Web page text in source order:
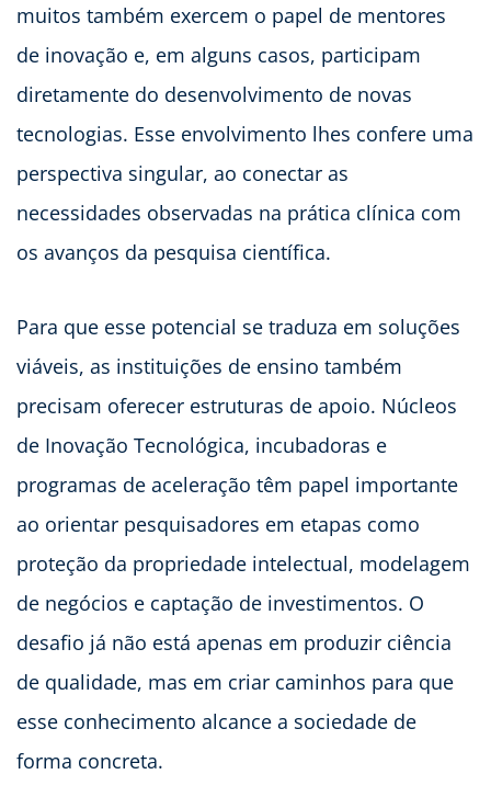
muitos também exercem o papel de mentores
de inovação e, em alguns casos, participam
diretamente do desenvolvimento de novas
tecnologias. Esse envolvimento lhes confere uma
perspectiva singular, ao conectar as
necessidades observadas na prática clínica com
os avanços da pesquisa científica.
Para que esse potencial se traduza em soluções
viáveis, as instituições de ensino também
precisam oferecer estruturas de apoio. Núcleos
de Inovação Tecnológica, incubadoras e
programas de aceleração têm papel importante
ao orientar pesquisadores em etapas como
proteção da propriedade intelectual, modelagem
de negócios e captação de investimentos. O
desafio já não está apenas em produzir ciência
de qualidade, mas em criar caminhos para que
esse conhecimento alcance a sociedade de
forma concreta.